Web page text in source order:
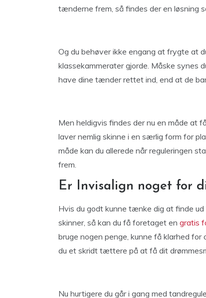
tænderne frem, så findes der en løsning
Og du behøver ikke engang at frygte at
klassekammerater gjorde. Måske synes
have dine tænder rettet ind, end at de
Men heldigvis findes der nu en måde at
laver nemlig skinne i en særlig form for
måde kan du allerede når reguleringen
frem.
Er Invisalign noget for
Hvis du godt kunne tænke dig at finde
skinner, så kan du få foretaget en gratis
bruge nogen penge, kunne få klarhed
du et skridt tættere på at få dit
Nu hurtigere du går i gang med